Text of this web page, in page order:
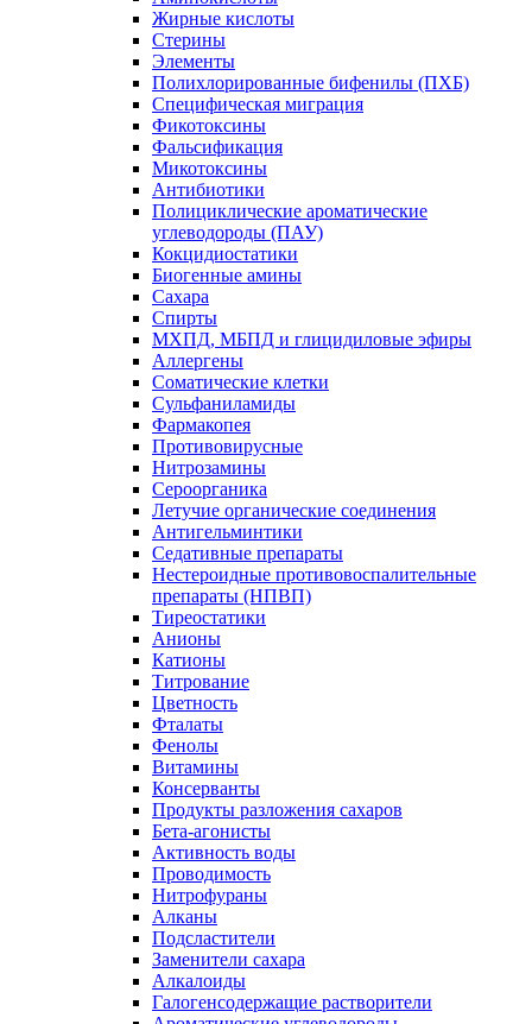
Жирные кислоты
Стерины
Элементы
Полихлорированные бифенилы (ПХБ)
Специфическая миграция
Фикотоксины
Фальсификация
Микотоксины
Антибиотики
Полициклические ароматические
углеводороды (ПАУ)
Кокцидиостатики
Биогенные амины
Сахара
Спирты
МХПД, МБПД и глицидиловые эфиры
Аллергены
Соматические клетки
Сульфаниламиды
Фармакопея
Противовирусные
Нитрозамины
Сероорганика
Летучие органические соединения
Антигельминтики
Седативные препараты
Нестероидные противовоспалительные
препараты (НПВП)
Тиреостатики
Анионы
Катионы
Титрование
Цветность
Фталаты
Фенолы
Витамины
Консерванты
Продукты разложения сахаров
Бета-агонисты
Активность воды
Проводимость
Нитрофураны
Алканы
Подсластители
Заменители сахара
Алкалоиды
Галогенсодержащие растворители